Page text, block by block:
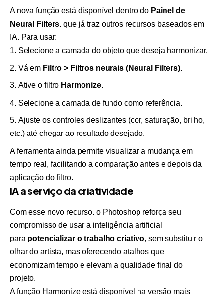
A nova função está disponível dentro do Painel de
Neural Filters, que já traz outros recursos baseados em
IA. Para usar:
Selecione a camada do objeto que deseja harmonizar.
Vá em Filtro > Filtros neurais (Neural Filters).
Ative o filtro Harmonize.
Selecione a camada de fundo como referência.
Ajuste os controles deslizantes (cor, saturação, brilho,
etc.) até chegar ao resultado desejado.
A ferramenta ainda permite visualizar a mudança em
tempo real, facilitando a comparação antes e depois da
aplicação do filtro.
IA a serviço da criatividade
Com esse novo recurso, o Photoshop reforça seu
compromisso de usar a inteligência artificial
para potencializar o trabalho criativo, sem substituir o
olhar do artista, mas oferecendo atalhos que
economizam tempo e elevam a qualidade final do
projeto.
A função Harmonize está disponível na versão mais